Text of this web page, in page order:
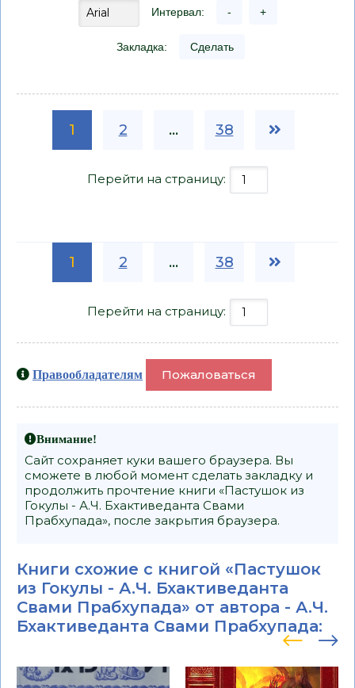
Интервал: - +
Закладка: Сделать
1 2 ... 38
Перейти на страницу:
1 2 ... 38
Перейти на страницу:
Правообладателям Пожаловаться
Внимание!
Сайт сохраняет куки вашего браузера. Вы
сможете в любой момент сделать закладку и
продолжить прочтение книги «Пастушок из
Гокулы - А.Ч. Бхактиведанта Свами
Прабхупада», после закрытия браузера.
Книги схожие с книгой «Пастушок
из Гокулы - А.Ч. Бхактиведанта
Свами Прабхупада» от автора - А.Ч.
Бхактиведанта Свами Прабхупада: